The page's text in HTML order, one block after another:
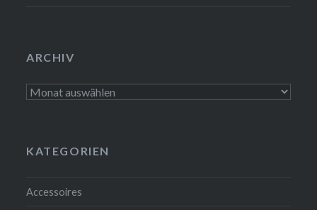
ARCHIV
Archiv
KATEGORIEN
Accessoires